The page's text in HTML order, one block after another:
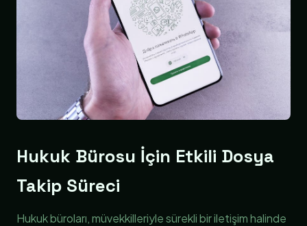
Hukuk Bürosu İçin Etkili Dosya
Takip Süreci
Hukuk büroları, müvekkilleriyle sürekli bir iletişim halinde